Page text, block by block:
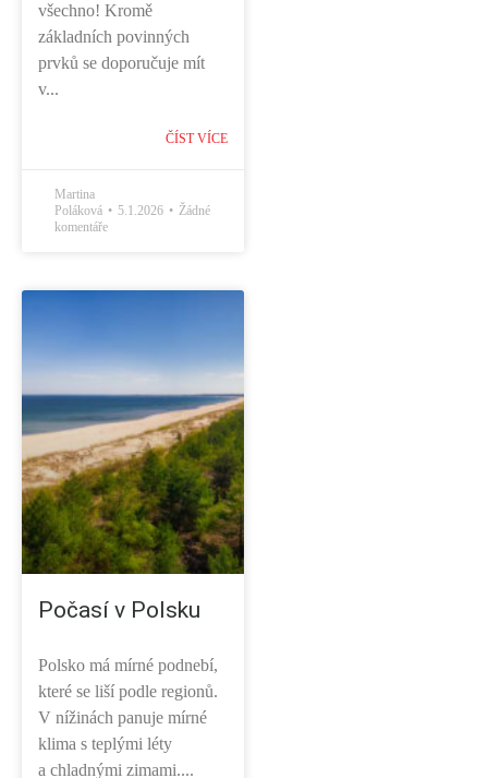
všechno! Kromě
základních povinných
prvků se doporučuje mít
v...
ČÍST VÍCE
Martina
Poláková
5.1.2026
Žádné
komentáře
Počasí v Polsku
Polsko má mírné podnebí,
které se liší podle regionů.
V nížinách panuje mírné
klima s teplými léty
a chladnými zimami....